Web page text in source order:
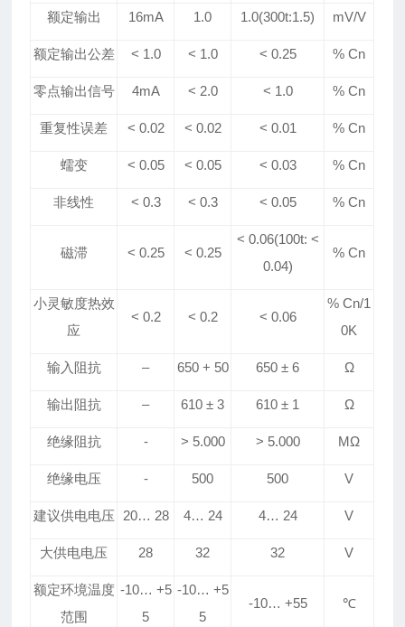
额定输出 16mA 1.0 1.0(300t:1.5) mV/V
额定输出公差 < 1.0 < 1.0 < 0.25 % Cn
零点输出信号 4mA < 2.0 < 1.0 % Cn
重复性误差 < 0.02 < 0.02 < 0.01 % Cn
蠕变 < 0.05 < 0.05 < 0.03 % Cn
非线性 < 0.3 < 0.3 < 0.05 % Cn
磁滞 < 0.25 < 0.25
< 0.06(100t: <
0.04)
% Cn
小灵敏度热效
应
< 0.2 < 0.2 < 0.06
% Cn/1
0K
输入阻抗 – 650 + 50 650± 6 Ω
输出阻抗 – 610± 3 610± 1 Ω
绝缘阻抗 - > 5.000 > 5.000 MΩ
绝缘电压 - 500 500 V
建议供电电压 20… 28 4… 24 4… 24 V
大供电电压 28 32 32 V
额定环境温度
范围
-10… +5
5
-10… +5
5
-10… +55 ℃